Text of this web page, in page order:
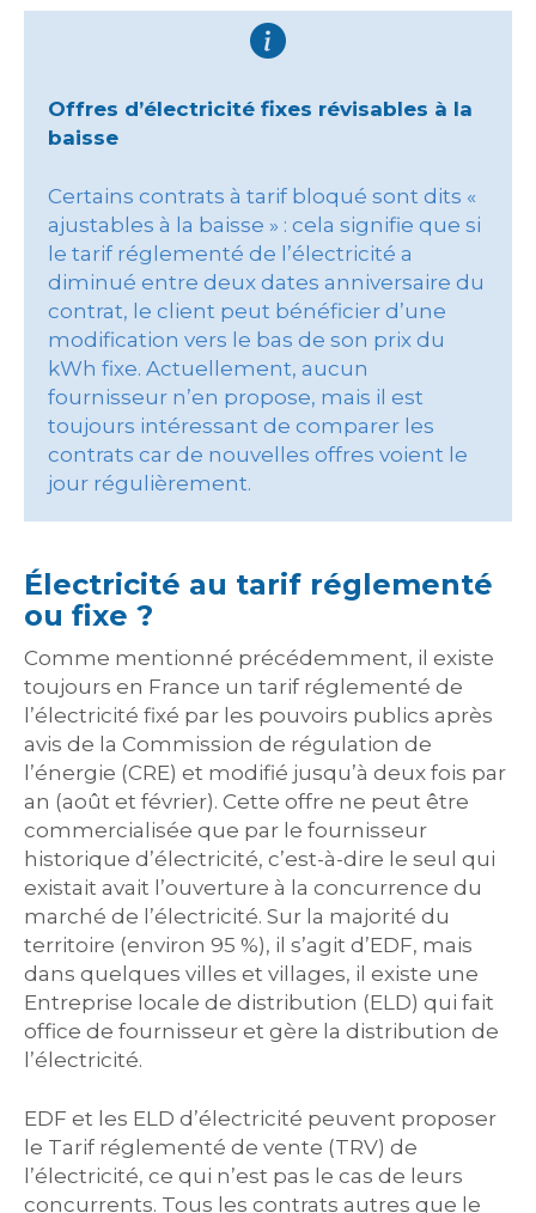
Offres d’électricité fixes révisables à la
baisse
Certains contrats à tarif bloqué sont dits «
ajustables à la baisse » : cela signifie que si
le tarif réglementé de l’électricité a
diminué entre deux dates anniversaire du
contrat, le client peut bénéficier d’une
modification vers le bas de son prix du
kWh fixe. Actuellement, aucun
fournisseur n’en propose, mais il est
toujours intéressant de comparer les
contrats car de nouvelles offres voient le
jour régulièrement.
Électricité au tarif réglementé
ou fixe ?
Comme mentionné précédemment, il existe
toujours en France un tarif réglementé de
l’électricité fixé par les pouvoirs publics après
avis de la Commission de régulation de
l’énergie (CRE) et modifié jusqu’à deux fois par
an (août et février). Cette offre ne peut être
commercialisée que par le fournisseur
historique d’électricité, c’est-à-dire le seul qui
existait avait l’ouverture à la concurrence du
marché de l’électricité. Sur la majorité du
territoire (environ 95 %), il s’agit d’EDF, mais
dans quelques villes et villages, il existe une
Entreprise locale de distribution (ELD) qui fait
office de fournisseur et gère la distribution de
l’électricité.
EDF et les ELD d’électricité peuvent proposer
le Tarif réglementé de vente (TRV) de
l’électricité, ce qui n’est pas le cas de leurs
concurrents. Tous les contrats autres que le